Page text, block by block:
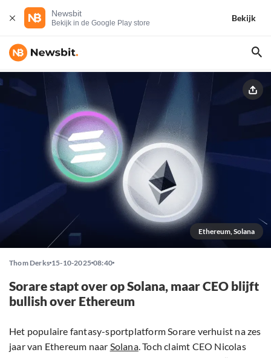
Newsbit
Bekijk in de Google Play store
Bekijk
Ethereum, Solana
Thom Derks 15-10-2025 08:40
Sorare stapt over op Solana, maar CEO blijft
bullish over Ethereum
Het populaire fantasy-sportplatform Sorare verhuist na zes
jaar van Ethereum naar Solana. Toch claimt CEO Nicolas